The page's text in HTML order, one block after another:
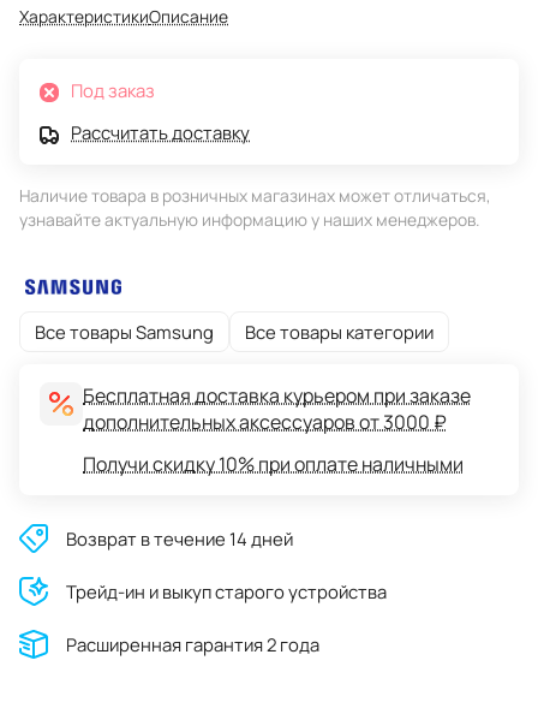
ХарактеристикиОписание
Под заказ
Рассчитать доставку
Наличие товара в розничных магазинах может отличаться,
узнавайте актуальную информацию у наших менеджеров.
Все товары Samsung Все товары категории
Бесплатная доставка курьером при заказе
дополнительных аксессуаров от 3000 ₽
Получи скидку 10% при оплате наличными
Возврат в течение 14 дней
Трейд-ин и выкуп старого устройства
Расширенная гарантия 2 года